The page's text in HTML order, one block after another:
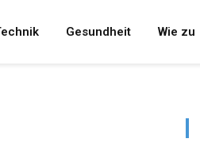
Gesundheit Wie zu